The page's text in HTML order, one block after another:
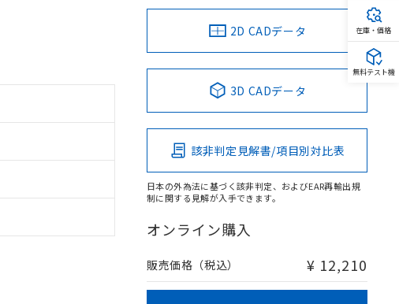
2D CADデータ
3D CADデータ
該非判定見解書/項目別対比表
日本の外為法に基づく該非判定、およびEAR再輸出規
制に関する見解が入手できます。
オンライン購入
販売価格（税込） ¥ 12,210
在庫・価格
無料テスト機